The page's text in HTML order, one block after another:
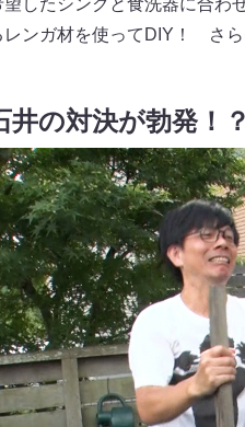
望したシンクと食洗器に合
レンガ材を使ってDIY！ さ
井の対決が勃発！？